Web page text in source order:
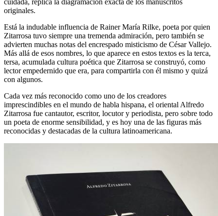
cuidada, replica la diagramación exacta de los manuscritos
originales.
Está la indudable influencia de Rainer María Rilke, poeta por quien
Zitarrosa tuvo siempre una tremenda admiración, pero también se
advierten muchas notas del encrespado misticismo de César Vallejo.
Más allá de esos nombres, lo que aparece en estos textos es la terca,
tersa, acumulada cultura poética que Zitarrosa se construyó, como
lector empedernido que era, para compartirla con él mismo y quizá
con algunos.
Cada vez más reconocido como uno de los creadores
imprescindibles en el mundo de habla hispana, el oriental Alfredo
Zitarrosa fue cantautor, escritor, locutor y periodista, pero sobre todo
un poeta de enorme sensibilidad, y es hoy una de las figuras más
reconocidas y destacadas de la cultura latinoamericana.